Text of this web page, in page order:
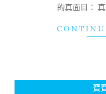
的真面目：
寶